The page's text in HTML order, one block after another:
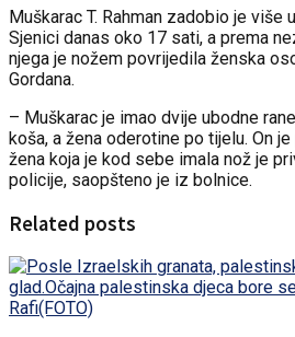
Muškarac T. Rahman zadobio je više
Sjenici danas oko 17 sati, a prema
njega je nožem povrijedila ženska
Gordana.
– Muškarac je imao dvije ubodne
koša, a žena oderotine po tijelu. On
žena koja je kod sebe imala nož je
policije, saopšteno je iz bolnice.
Related posts